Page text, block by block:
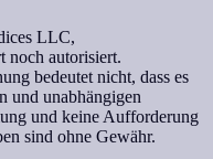
LLC,
noch autorisiert.
bedeutet nicht, dass es
und unabhängigen
und keine Aufforderung
sind ohne Gewähr.